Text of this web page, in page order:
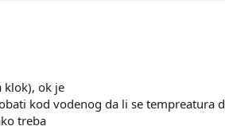
klok), ok je
kod vodenog da li se
treba